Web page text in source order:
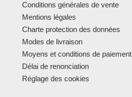
Conditions générales de vente
Mentions légales
Charte protection des données
Modes de livraison
Moyens et conditions de paiement
Délai de renonciation
Réglage des cookies